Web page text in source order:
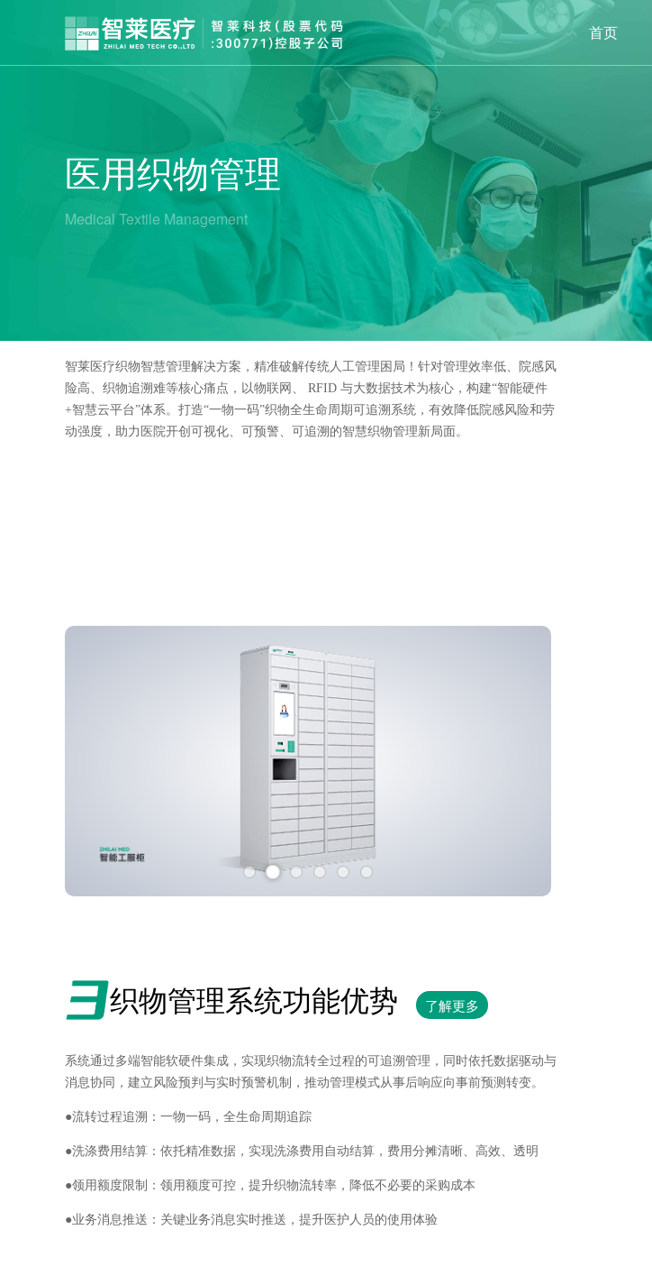
首页
医用织物管理
Medical Textile Management
全院织物管理解决方案
智莱医疗织物智慧管理解决方案，精准破解传统人工管理困局！针对管理效率低、院感风
险高、织物追溯难等核心痛点，以物联网、 RFID 与大数据技术为核心，构建“智能硬件
+智慧云平台”体系。打造“一物一码”织物全生命周期可追溯系统，有效降低院感风险和劳
动强度，助力医院开创可视化、可预警、可追溯的智慧织物管理新局面。
织物管理系统功能优势 了解更多
系统通过多端智能软硬件集成，实现织物流转全过程的可追溯管理，同时依托数据驱动与
消息协同，建立风险预判与实时预警机制，推动管理模式从事后响应向事前预测转变。
●流转过程追溯：一物一码，全生命周期追踪
●洗涤费用结算：依托精准数据，实现洗涤费用自动结算，费用分摊清晰、高效、透明
●领用额度限制：领用额度可控，提升织物流转率，降低不必要的采购成本
●业务消息推送：关键业务消息实时推送，提升医护人员的使用体验